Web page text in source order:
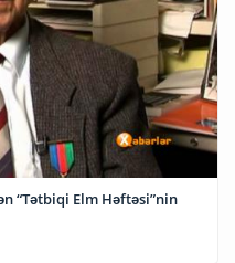
“Tətbiqi Elm Həftəsi”nin